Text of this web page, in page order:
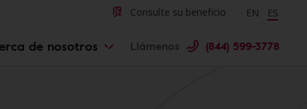
Consulte su beneficio EN ES
de nosotros Llámenos (844) 599-3778